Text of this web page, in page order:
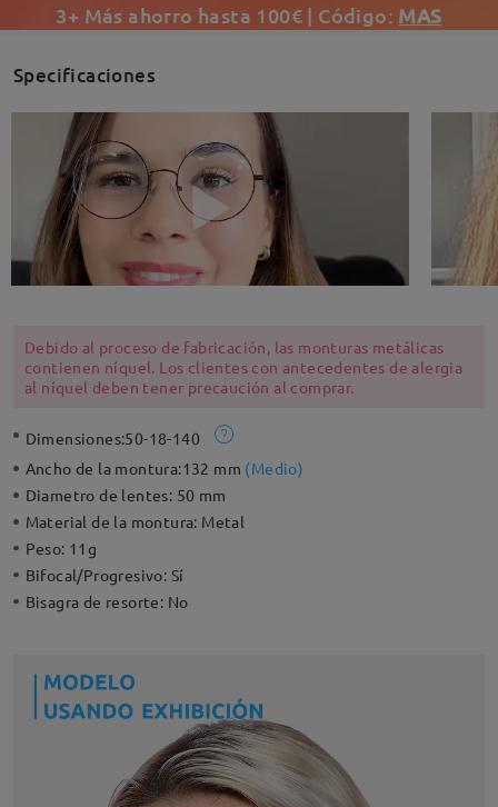
3+ Más ahorro hasta 100€ | Código: MAS
Specificaciones
Debido al proceso de fabricación, las monturas metálicas
contienen níquel. Los clientes con antecedentes de alergia
al níquel deben tener precaución al comprar.
Dimensiones:50-18-140
Ancho de la montura:132 mm (Medio)
Diametro de lentes: 50 mm
Material de la montura: Metal
Peso: 11g
Bifocal/Progresivo: Sí
Bisagra de resorte: No